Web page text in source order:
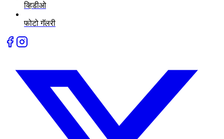
व्हिडीओ
फोटो गॅलरी